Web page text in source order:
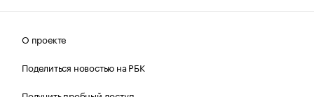
О проекте
Поделиться новостью на РБК